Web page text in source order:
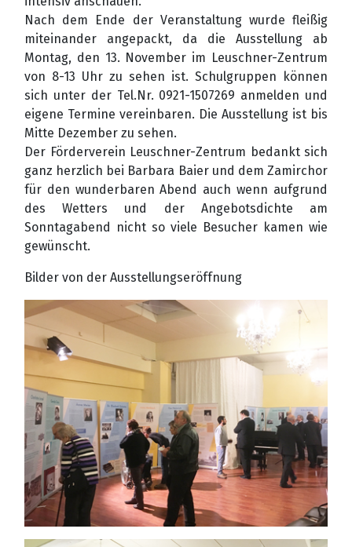
Nach dem Ende der Veranstaltung wurde fleißig
miteinander angepackt, da die Ausstellung ab
Montag, den 13. November im Leuschner-Zentrum
von 8-13 Uhr zu sehen ist. Schulgruppen können
sich unter der Tel.Nr. 0921-1507269 anmelden und
eigene Termine vereinbaren. Die Ausstellung ist bis
Mitte Dezember zu sehen.
Der Förderverein Leuschner-Zentrum bedankt sich
ganz herzlich bei Barbara Baier und dem Zamirchor
für den wunderbaren Abend auch wenn aufgrund
des Wetters und der Angebotsdichte am
Sonntagabend nicht so viele Besucher kamen wie
gewünscht.
Bilder von der Ausstellungseröffnung